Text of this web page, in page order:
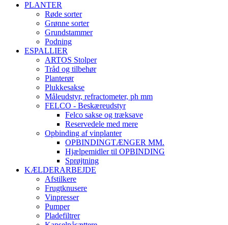
PLANTER
Røde sorter
Grønne sorter
Grundstammer
Podning
ESPALLIER
ARTOS Stolper
Tråd og tilbehør
Planterør
Plukkesakse
Måleudstyr, refractometer, ph mm
FELCO - Beskæreudstyr
Felco sakse og træksave
Reservedele med mere
Opbinding af vinplanter
OPBINDINGTÆNGER MM.
Hjælpemidler til OPBINDING
Sprøjtning
KÆLDERARBEJDE
Afstilkere
Frugtknusere
Vinpresser
Pumper
Pladefiltrer